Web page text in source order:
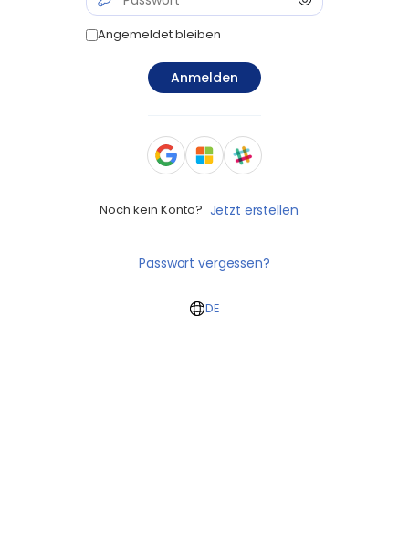
Angemeldet bleiben
Anmelden
Noch kein Konto? Jetzt erstellen
Passwort vergessen?
DE